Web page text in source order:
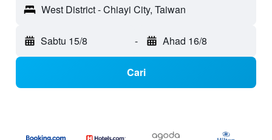
West District - Chiayi City, Taiwan
Sabtu 15/8 - Ahad 16/8
Cari